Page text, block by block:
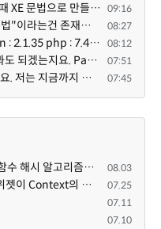
네, 감사합니다. 저는 xe 처음 접했을때 XE 문법으로 만들었다고 해서 xe코드들이 php와 전혀 다른것 같이 ... 09:16
php 코드에서 "XE(Rhymix)만의 문법"이라는건 존재하지도 않고 별도의 인터프리터를 만들지 않는한 쓸 수도 ... 08:27
관리자 서버 보기 에 rhymix_version : 2.1.35 php : 7.4.3 (64-bit) db.type : mysql (innodb, utf8mb4) db... 08:12
와우..감사합니다. 한가지만 더 물어봐도 되겠는지요. Password.php 파일안에 클래스와 함수들은 순수 php ... 07:51
감사합니다. 구글이 답변을 잘해주네요. 저는 지금까지 md5 에 머물러 있었네요. md5는 구석기 알고리즘이 ... 07:45
R\F\Password::checkPassword 함수 해시 알고리즘을 암시적으로 호출하는 경우 Argon2id 해시 비교 실패 08.03
[page] 위젯 페이지 편집 화면에서 위젯이 Context의 module_info를 덮어쓰면 저장이 ERR_ACT_IS_NOT_STANDALONE으로 실패 07.25
07.11
07.10